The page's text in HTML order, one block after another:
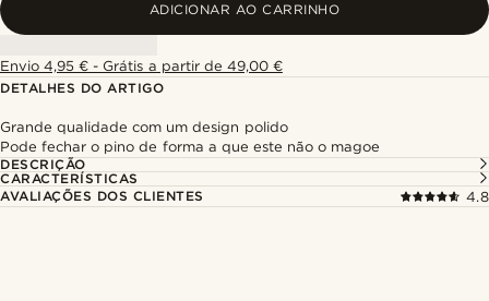
ADICIONAR AO CARRINHO
Envio 4,95 € - Grátis a partir de 49,00 €
DETALHES DO ARTIGO
Grande qualidade com um design polido
Pode fechar o pino de forma a que este não o magoe
DESCRIÇÃO
CARACTERÍSTICAS
AVALIAÇÕES DOS CLIENTES
4.8